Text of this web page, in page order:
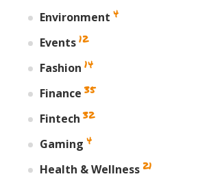
Environment 4
Events 12
Fashion 14
Finance 35
Fintech 32
Gaming 4
Health & Wellness 21